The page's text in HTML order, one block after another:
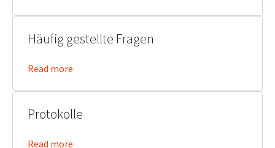
Häufig gestellte Fragen
Read more
Protokolle
Read more